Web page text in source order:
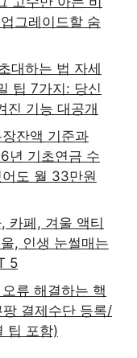
그레이드할 숨
대하는 법 자세
팁 7가지: 당신
진 기능 대공개
잔액 기준과
년 기초연금 수
도 월 33만원
카페, 겨울 액티
, 인생 눈썰매는
5
류 해결하는 핵
팡 결제수단 등록/
팁 포함)